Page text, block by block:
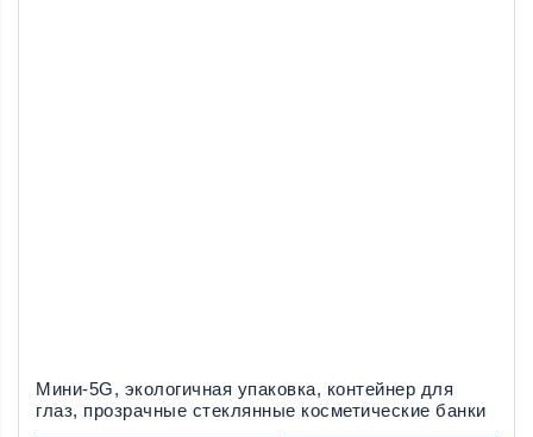
Мини-5G, экологичная упаковка, контейнер для
глаз, прозрачные стеклянные косметические банки